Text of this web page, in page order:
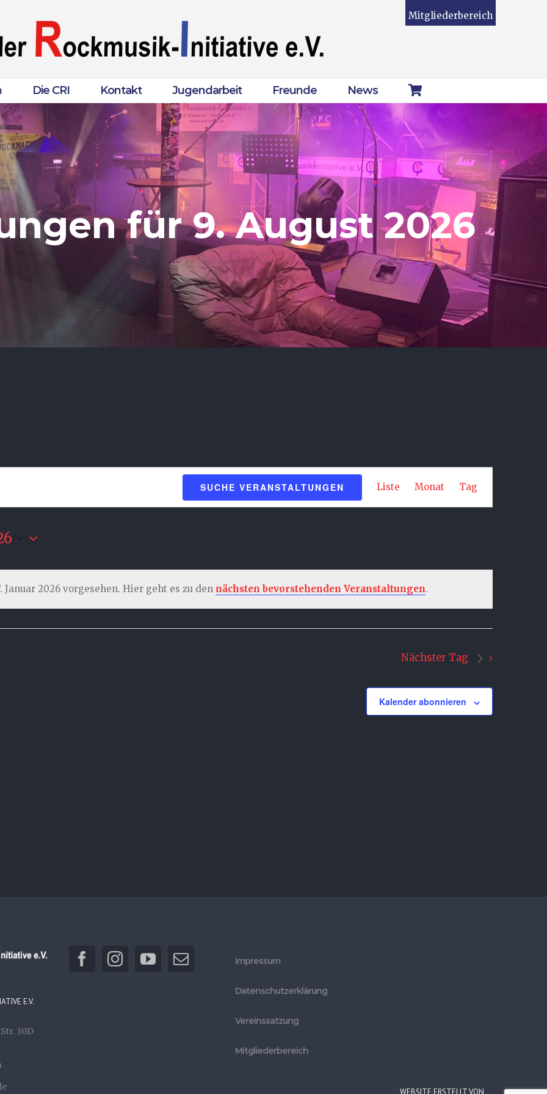
Mitgliederbereich
Die CRI Kontakt Jugendarbeit Freunde News
für 9. August 2026
2026 vorgesehen. Hier geht es zu den nächsten bevorstehenden Veranstaltungen.
SUCHE VERANSTALTUNGEN
Ansichten-
Liste Monat Tag
Nächster Tag
Kalender abonnieren
E.V.
30D
Impressum
Datenschutzerklärung
Vereinssatzung
Mitgliederbereich
WEBSITE ERSTELLT VON